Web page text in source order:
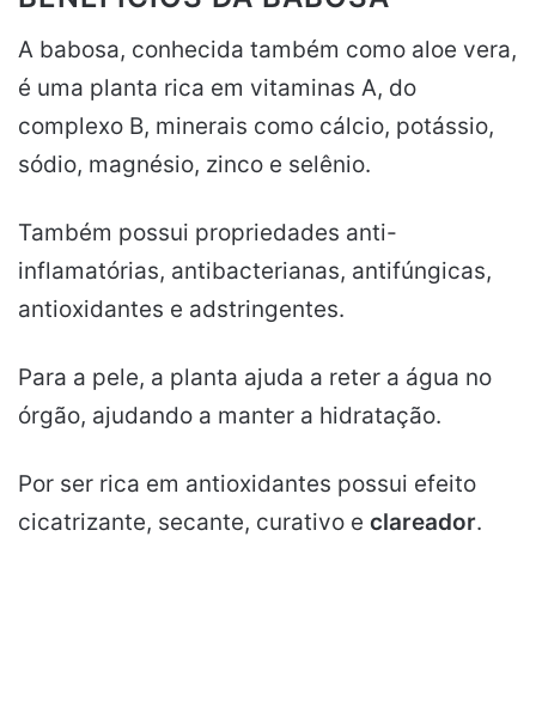
A babosa, conhecida também como aloe vera,
é uma planta rica em vitaminas A, do
complexo B, minerais como cálcio, potássio,
sódio, magnésio, zinco e selênio.
Também possui propriedades anti-
inflamatórias, antibacterianas, antifúngicas,
antioxidantes e adstringentes.
Para a pele, a planta ajuda a reter a água no
órgão, ajudando a manter a hidratação.
Por ser rica em antioxidantes possui efeito
cicatrizante, secante, curativo e clareador.